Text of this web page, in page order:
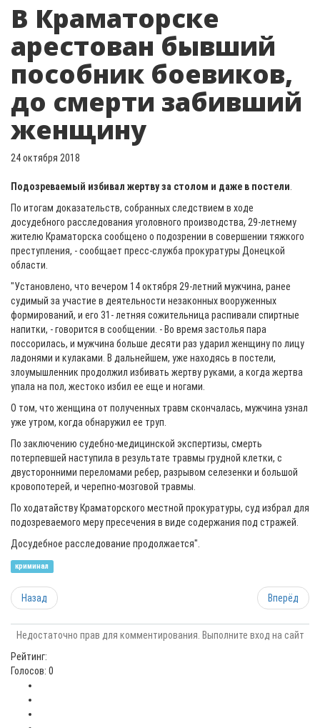
В Краматорске
арестован бывший
пособник боевиков,
до смерти забивший
женщину
24 октября 2018
Подозреваемый избивал жертву за столом и даже в постели
По итогам доказательств, собранных следствием в ходе
досудебного расследования уголовного производства, 29-летнему
жителю Краматорска сообщено о подозрении в совершении тяжкого
преступления, - сообщает пресс-служба прокуратуры Донецкой
области.
"Установлено, что вечером 14 октября 29-летний мужчина, ранее
судимый за участие в деятельности незаконных вооруженных
формирований, и его 31- летняя сожительница распивали спиртные
напитки, - говорится в сообщении. - Во время застолья пара
поссорилась, и мужчина больше десяти раз ударил женщину по лицу
ладонями и кулаками. В дальнейшем, уже находясь в постели,
злоумышленник продолжил избивать жертву руками, а когда жертва
упала на пол, жестоко избил ее еще и ногами.
О том, что женщина от полученных травм скончалась, мужчина узнал
уже утром, когда обнаружил ее труп.
По заключению судебно-медицинской экспертизы, смерть
потерпевшей наступила в результате травмы грудной клетки, с
двусторонними переломами ребер, разрывом селезенки и большой
кровопотерей, и черепно-мозговой травмы.
По ходатайству Краматорского местной прокуратуры, суд избрал для
подозреваемого меру пресечения в виде содержания под стражей.
Досудебное расследование продолжается".
криминал
Назад Вперёд
Недостаточно прав для комментирования. Выполните вход на сайт
Рейтинг:
Голосов: 0